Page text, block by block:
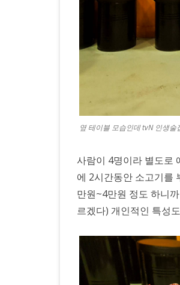
옆 테이블 모습인데 tvN 인생
사람이 4명이라 별도로
에 2시간동안 소고기를
만원~4만원 정도 하니
르겠다) 개인적인 특성